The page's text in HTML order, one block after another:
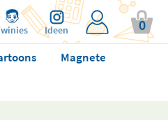
Ideen 0
Magnete